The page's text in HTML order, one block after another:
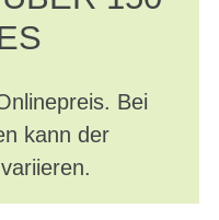
Bei
kann der